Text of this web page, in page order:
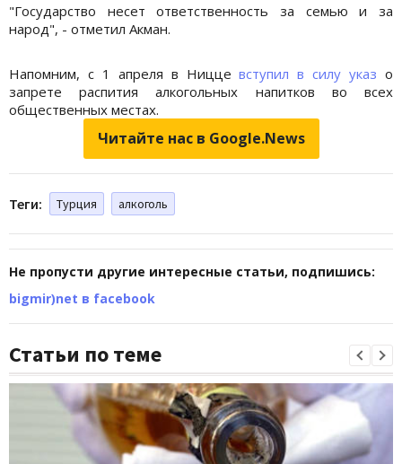
"Государство несет ответственность за семью и за
народ", - отметил Акман.
Напомним, с 1 апреля в Ниццевступил в силу указ о
запрете распития алкогольных напитков во всех
общественных местах.
Читайте нас в Google.News
Теги: Турция алкоголь
Не пропусти другие интересные статьи, подпишись:
bigmir)net в facebook
Статьи по теме